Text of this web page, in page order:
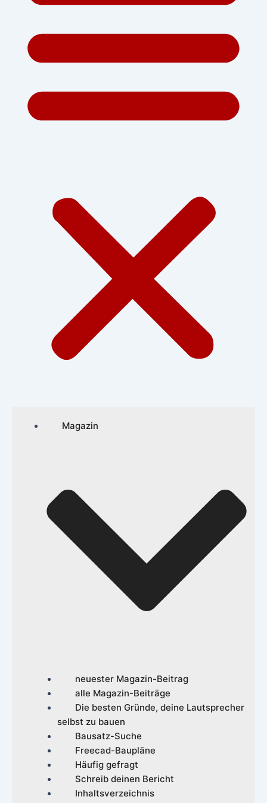
Magazin
neuester Magazin-Beitrag
alle Magazin-Beiträge
Die besten Gründe, deine Lautsprecher
selbst zu bauen
Bausatz-Suche
Freecad-Baupläne
Häufig gefragt
Schreib deinen Bericht
Inhaltsverzeichnis